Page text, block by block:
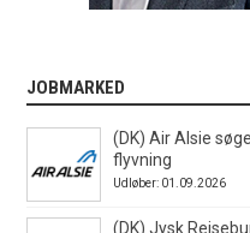
JOBMARKED
(DK) Air Alsie
flyvning
Udløber: 01.09.2026
(DK) Jysk